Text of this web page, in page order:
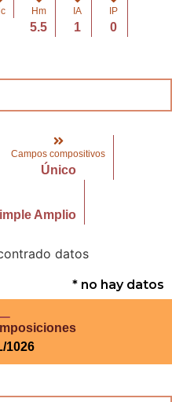
Hm
5.5
IA
1
IP
0
Campos compositivos
Único
Amplio
datos
* no hay datos
1026